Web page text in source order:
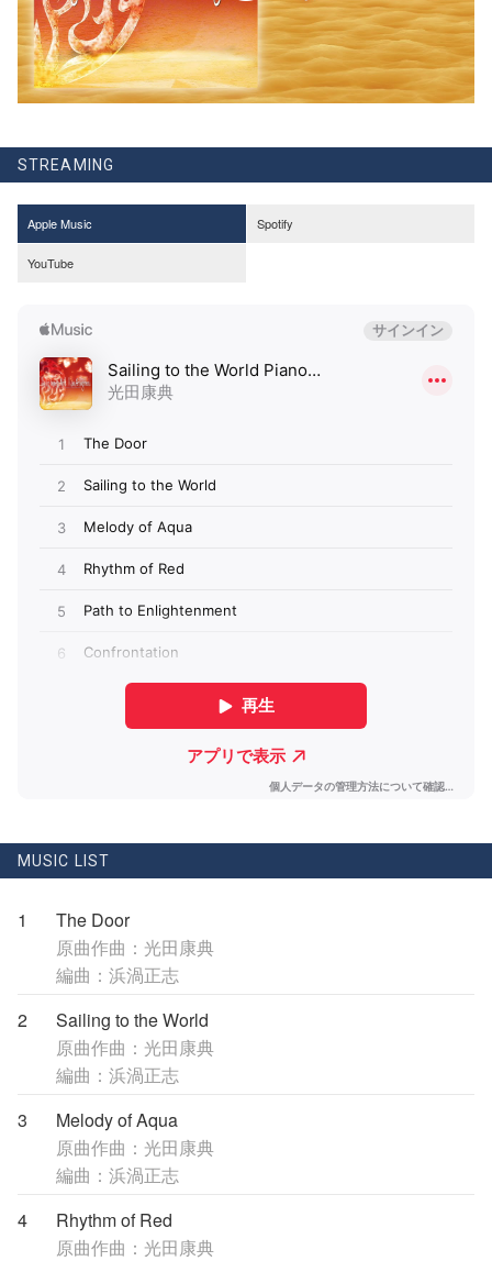
STREAMING
Apple Music Spotify
YouTube
MUSIC LIST
1
The Door
原曲作曲：光田康典
編曲：浜渦正志
2
Sailing to the World
原曲作曲：光田康典
編曲：浜渦正志
3
Melody of Aqua
原曲作曲：光田康典
編曲：浜渦正志
4
Rhythm of Red
原曲作曲：光田康典